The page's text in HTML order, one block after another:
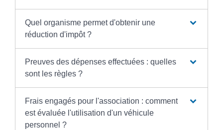
Quel organisme permet d'obtenir une
réduction d'impôt ?
Preuves des dépenses effectuées : quelles
sont les règles ?
Frais engagés pour l'association : comment
est évaluée l'utilisation d'un véhicule
personnel ?